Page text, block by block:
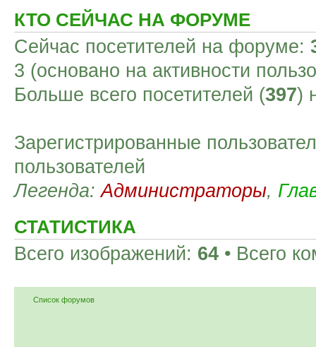
КТО СЕЙЧАС НА ФОРУМЕ
Сейчас посетителей на форуме:
3 (основано на активности
Больше всего посетителей (397)
Зарегистрированные
пользователей
Легенда:Администраторы,
СТАТИСТИКА
Всего изображений: 64 • Всего
Список форумов